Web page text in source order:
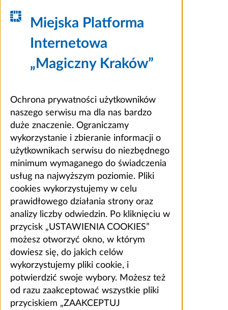
Miejska Platforma
Internetowa
„Magiczny Kraków”
Ochrona prywatności użytkowników
naszego serwisu ma dla nas bardzo
duże znaczenie. Ograniczamy
wykorzystanie i zbieranie informacji o
użytkownikach serwisu do niezbędnego
minimum wymaganego do świadczenia
usług na najwyższym poziomie. Pliki
cookies wykorzystujemy w celu
prawidłowego działania strony oraz
analizy liczby odwiedzin. Po kliknięciu w
przycisk „USTAWIENIA COOKIES”
możesz otworzyć okno, w którym
dowiesz się, do jakich celów
wykorzystujemy pliki cookie, i
potwierdzić swoje wybory. Możesz też
od razu zaakceptować wszystkie pliki
przyciskiem „ZAAKCEPTUJ